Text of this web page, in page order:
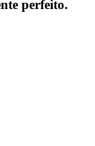
perfeito.